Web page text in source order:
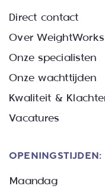
Direct contact
Over WeightWorks
Onze specialisten
Onze wachttijden
Kwaliteit &
Vacatures
OPENINGSTIJDEN:
Maandag